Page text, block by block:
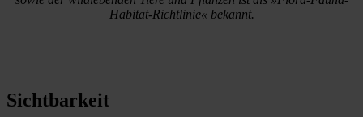
Habitat-Richtlinie« bekannt.
Sichtbarkeit